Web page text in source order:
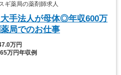
ギ薬局の薬剤師求人
大手法人が母体◎年収600万
局でのお仕事
万円
万円年収例